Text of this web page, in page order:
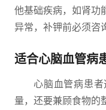
他基础疾病，如肾功
异常，补钾前必须咨
适合心脑血管病
心脑血管病患
量，还要兼顾食物的